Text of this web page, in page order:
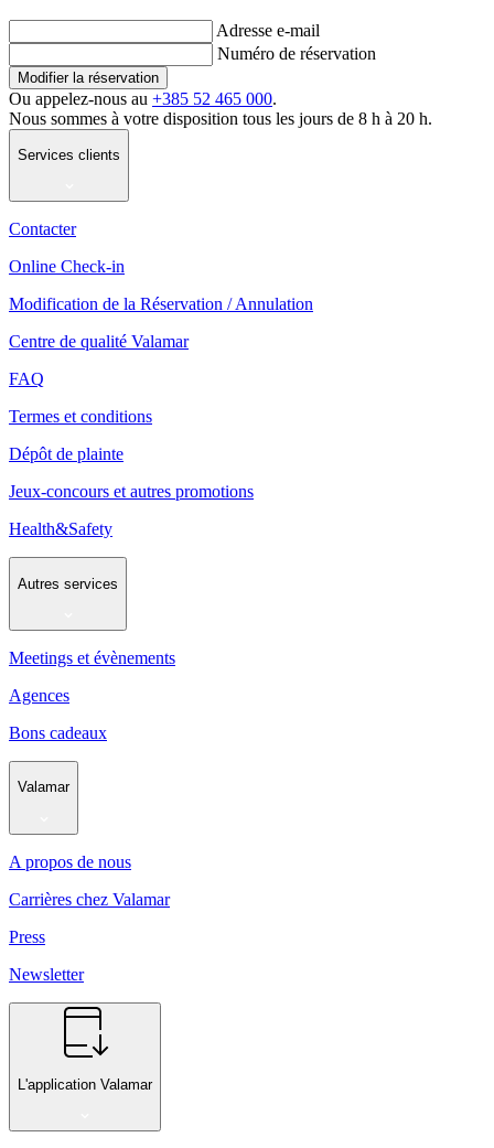
Adresse e-mail
Numéro de réservation
Modifier la réservation
Ou appelez-nous au +385 52 465 000.
Nous sommes à votre disposition tous les jours de 8 h à 20 h.
Services clients
Contacter
Online Check-in
Modification de la Réservation / Annulation
Centre de qualité Valamar
FAQ
Termes et conditions
Dépôt de plainte
Jeux-concours et autres promotions
Health&Safety
Autres services
Meetings et évènements
Agences
Bons cadeaux
Valamar
A propos de nous
Carrières chez Valamar
Press
Newsletter
L'application Valamar